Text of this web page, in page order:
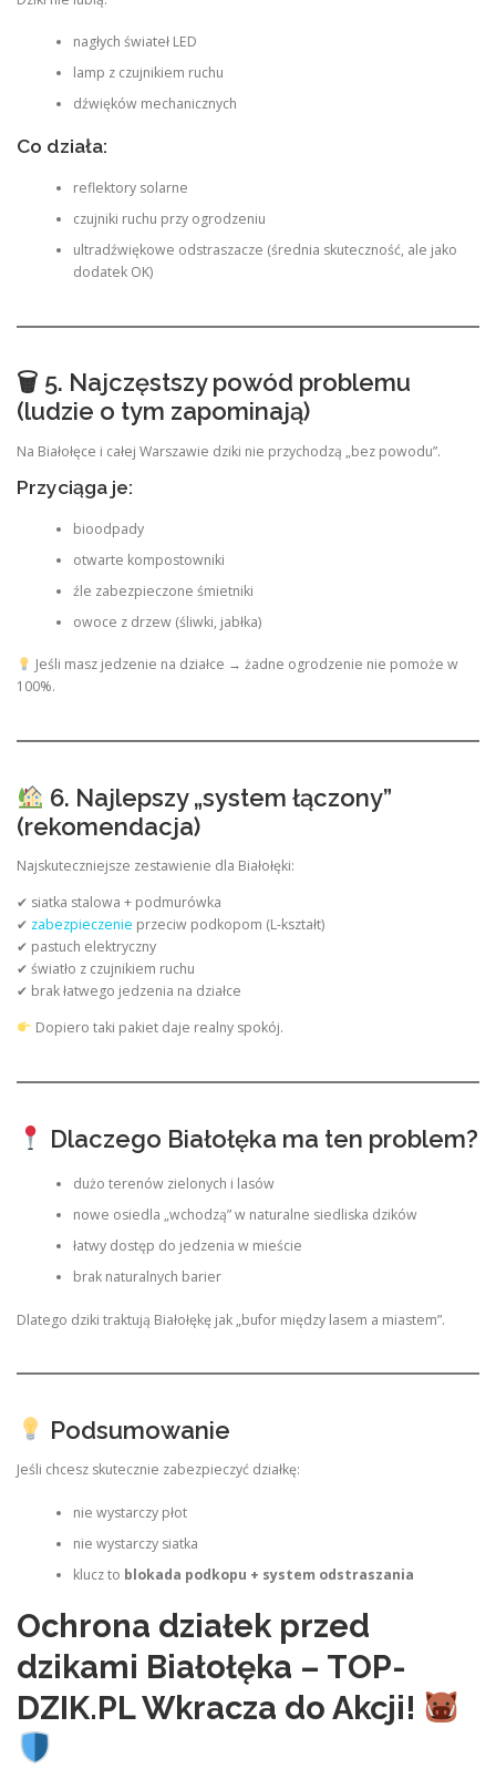
nagłych świateł LED
lamp z czujnikiem ruchu
dźwięków mechanicznych
Co działa:
reflektory solarne
czujniki ruchu przy ogrodzeniu
ultradźwiękowe odstraszacze (średnia skuteczność, ale jako
dodatek OK)
🗑 5. Najczęstszy powód problemu
(ludzie o tym zapominają)
Na Białołęce i całej Warszawie dziki nie przychodzą „bez powodu”.
Przyciąga je:
bioodpady
otwarte kompostowniki
źle zabezpieczone śmietniki
owoce z drzew (śliwki, jabłka)
Jeśli masz jedzenie na działce → żadne ogrodzenie nie pomoże w
100%.
6. Najlepszy „system łączony”
(rekomendacja)
Najskuteczniejsze zestawienie dla Białołęki:
✔ siatka stalowa + podmurówka
✔ zabezpieczenie przeciw podkopom (L-kształt)
✔ pastuch elektryczny
✔ światło z czujnikiem ruchu
✔ brak łatwego jedzenia na działce
Dopiero taki pakiet daje realny spokój.
Dlaczego Białołęka ma ten problem?
dużo terenów zielonych i lasów
nowe osiedla „wchodzą” w naturalne siedliska dzików
łatwy dostęp do jedzenia w mieście
brak naturalnych barier
Dlatego dziki traktują Białołękę jak „bufor między lasem a miastem”.
Podsumowanie
Jeśli chcesz skutecznie zabezpieczyć działkę:
nie wystarczy płot
nie wystarczy siatka
klucz to blokada podkopu + system odstraszania
Ochrona działek przed
dzikami Białołęka – TOP-
DZIK.PL Wkracza do Akcji!